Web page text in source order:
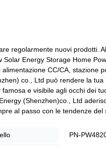
regolarmente nuovi prodotti.
Energy Storage Home
CC/CA, stazione
co., Ltd può rendere la
e visibile agli occhi dei
(Shenzhen)co., Ltd
al passo con le tendenze
PN-